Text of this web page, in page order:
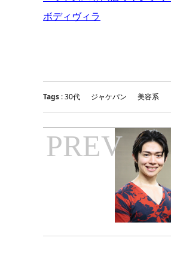
ボディヴィラ
Tags :30代 ジャケパン 美容系
PREV